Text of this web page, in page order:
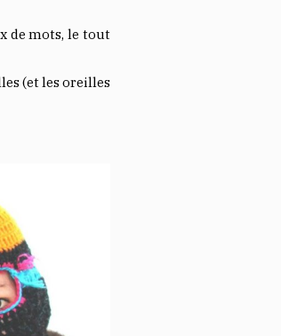
de mots, le tout
(et les oreilles